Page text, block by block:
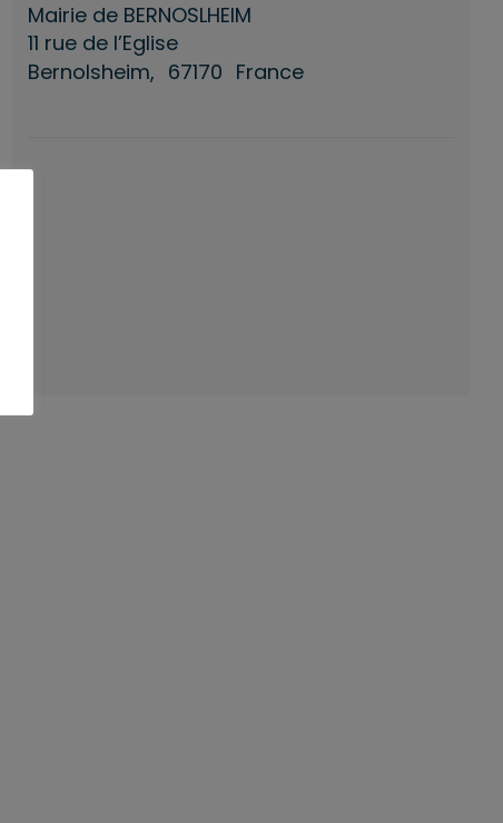
Mairie de BERNOSLHEIM
11 rue de l’Eglise
Bernolsheim, 67170 France